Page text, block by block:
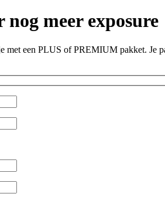
meer exposure
met een PLUS of PREMIUM pakket. Je